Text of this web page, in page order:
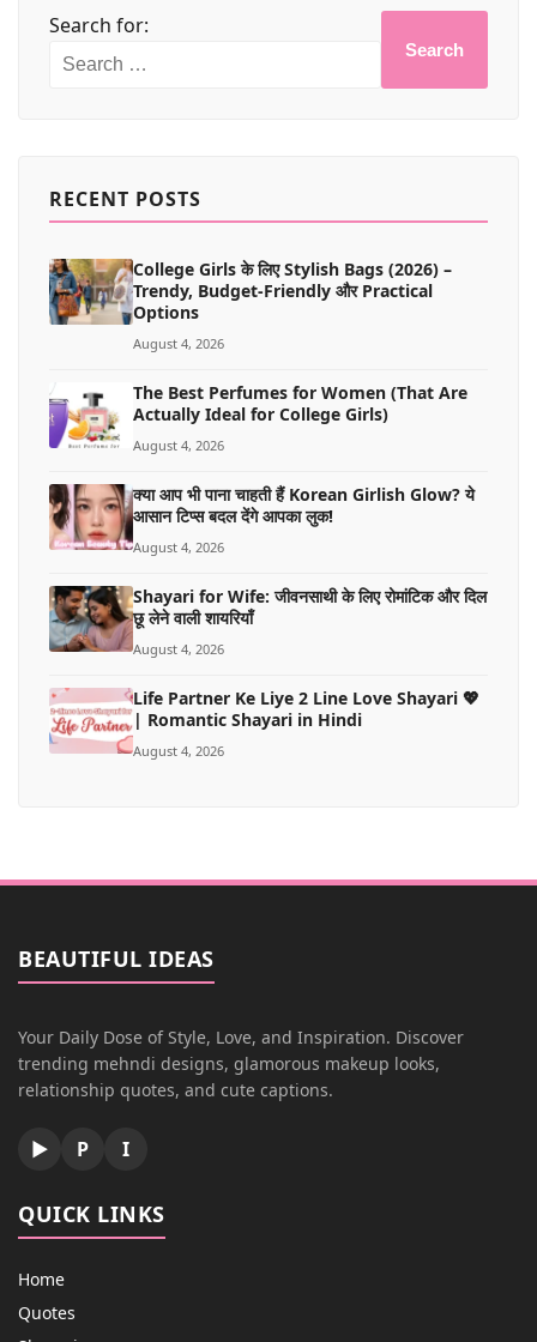
Search for:
Search
RECENT POSTS
College Girls के लिए Stylish Bags (2026) –
Trendy, Budget-Friendly और Practical
Options
August 4, 2026
The Best Perfumes for Women (That Are
Actually Ideal for College Girls)
August 4, 2026
क्या आप भी पाना चाहती हैं Korean Girlish Glow? ये
आसान टिप्स बदल देंगे आपका लुक!
August 4, 2026
Shayari for Wife: जीवनसाथी के लिए रोमांटिक और दिल
छू लेने वाली शायरियाँ
August 4, 2026
Life Partner Ke Liye 2 Line Love Shayari 💖
| Romantic Shayari in Hindi
August 4, 2026
BEAUTIFUL IDEAS
Your Daily Dose of Style, Love, and Inspiration. Discover
trending mehndi designs, glamorous makeup looks,
relationship quotes, and cute captions.
▶ P I
QUICK LINKS
Home
Quotes